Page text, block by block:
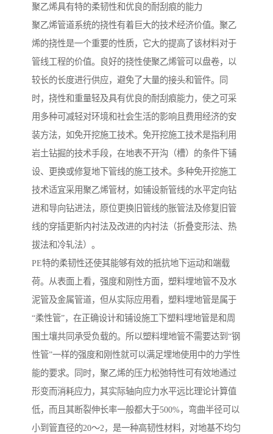
聚乙烯具有特的柔韧性和优良的耐刮痕的能力
聚乙烯管道系统的挠性有着巨大的技术经济价值。聚乙
烯的挠性是一个重要的性质，它大的提高了该材料对于
管线工程的价值。良好的挠性使聚乙烯管可以盘卷，以
较长的长度进行供应，避免了大量的接头和管件。同
时，挠性和重量轻及具有优良的耐刮痕能力，使之可采
用多种可减轻对环境和社会生活的影响且费用经济的安
装方法，如免开挖施工技术。免开挖施工技术是指利用
岩土钻掘的技术手段，在地表不开沟（槽）的条件下铺
设、更换或修复地下管线的施工技术。多种免开挖施工
技术适宜采用聚乙烯管材，如铺设新管线的水平定向钻
进和导向钻进法，原位更换旧管线的胀管法及修复旧管
线的穿插更新内衬法及改进的内衬法（折叠变形法、热
拔法和冷轧法）。
PE特的柔韧性还使其能够有效的抵抗地下运动和端载
荷。从表面上看，强度和刚性方面，塑料埋地管不及水
泥管及金属管道，但从实际应用看，塑料埋地管是属于
“柔性管”，在正确设计和铺设施工下塑料埋地管是和周
围土壤共同承受负载的。所以塑料埋地管不需要达到“钢
性管”一样的强度和刚性就可以满足埋地使用中的力学性
能的要求。同时，聚乙烯的压力松弛特性可有效地通过
形变而消耗应力，其实际轴向应力水平远比理论计算值
低，而且其断裂伸长率一般都大于500%，弯曲半径可以
小到管直径的20～2，是一种高韧性材料，对地基不均匀